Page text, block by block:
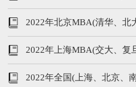
费、分数线，学制
2022年北京MBA(清华、北
制汇总
2022年上海MBA(交大、复
线，学制汇总
2022年全国(上海、北京、